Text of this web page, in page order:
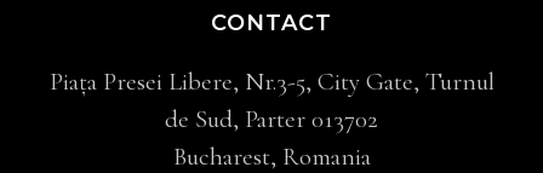
CONTACT
Piața Presei Libere, Nr.3-5, City Gate, Turnul
de Sud, Parter 013702
Bucharest, Romania